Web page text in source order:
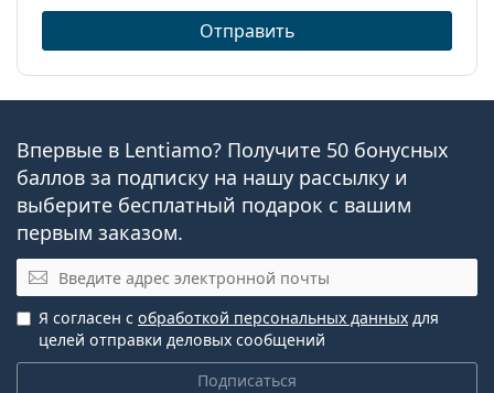
Отправить
Впервые в Lentiamo? Получите 50 бонусных
баллов за подписку на нашу рассылку и
выберите бесплатный подарок с вашим
первым заказом.
Электронная почта
Подписаться
Я согласен с обработкой персональных данных для
целей отправки деловых сообщений